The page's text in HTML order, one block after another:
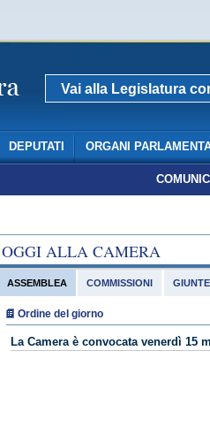
Vai alla Legislatura
DEPUTATI ORGANI
OGGI ALLA CAMERA
ASSEMBLEA
Ordine del giorno
La Camera è convocata venerdì 15
COMMISSIONI